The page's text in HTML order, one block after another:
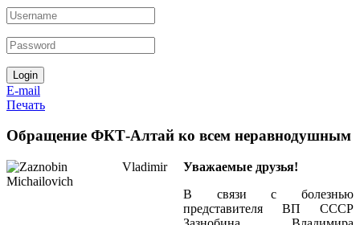
E-mail
Печать
Обращение ФКТ-Алтай ко всем неравнодушным
Уважаемые друзья!
В связи с болезнью
представителя ВП СССР